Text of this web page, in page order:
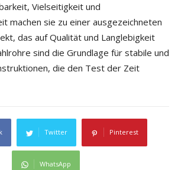
Vielseitigkeit und
machen sie zu einer ausgezeichneten
das auf Qualität und Langlebigkeit
sind die Grundlage für stabile und
die den Test der Zeit
Twitter Pinterest
WhatsApp